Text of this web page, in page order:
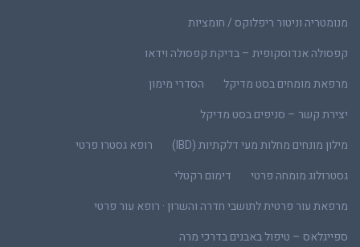
מנומטריה וניטור ריפלוקס / חומציות
קפסולה אנדוסקופית – בדיקת קפסולה וידאו
מרפאת מומחים בסט מדיקל
הסדרי מימון
יצירת קשר – סניפים בסט מדיקל
מילון מונחים מחלות מעי דלקתיות (IBD)
רופא גסטרו פרטי
גסטרולוג מומחה פרטי
דימום רקטלי
מרפאת עור פרטית לתושבי חדרה והשרון · רופא עור פרטי
ספייגלאס – טיפול באבנים בדרכי מרה